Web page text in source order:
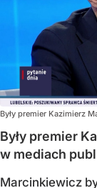
Były premier Kazimierz
Były premier
w mediach
Marcinkiewicz